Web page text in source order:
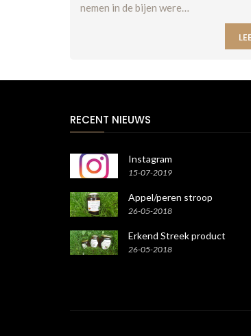
nemen in de bijen were…
RECENT NIEUWS
Instagram
15-07-2019
Appel/peren stroop
26-05-2018
Erkend Streek product
26-05-2018